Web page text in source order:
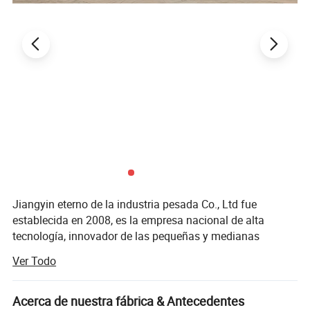
Jiangyin eterno de la industria pesada Co., Ltd fue
establecida en 2008, es la empresa nacional de alta
tecnología, innovador de las pequeñas y medianas
incluyendo todo tipo de piezas forjadas de acero especial
y pesado cilindro hidráulico.
Ver Todo
Acerca de nuestra fábrica & Antecedentes